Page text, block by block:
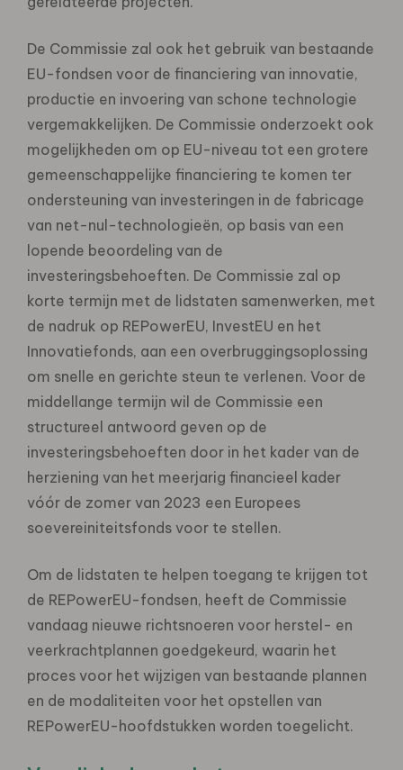
De Commissie zal ook het gebruik van bestaande
EU-fondsen voor de financiering van innovatie,
productie en invoering van schone technologie
vergemakkelijken. De Commissie onderzoekt ook
mogelijkheden om op EU-niveau tot een grotere
gemeenschappelijke financiering te komen ter
ondersteuning van investeringen in de fabricage
van net-nul-technologieën, op basis van een
lopende beoordeling van de
investeringsbehoeften. De Commissie zal op
korte termijn met de lidstaten samenwerken, met
de nadruk op REPowerEU, InvestEU en het
Innovatiefonds, aan een overbruggingsoplossing
om snelle en gerichte steun te verlenen. Voor de
middellange termijn wil de Commissie een
structureel antwoord geven op de
investeringsbehoeften door in het kader van de
herziening van het meerjarig financieel kader
vóór de zomer van 2023 een Europees
soevereiniteitsfonds voor te stellen.
Om de lidstaten te helpen toegang te krijgen tot
de REPowerEU-fondsen, heeft de Commissie
vandaag nieuwe richtsnoeren voor herstel- en
veerkrachtplannen goedgekeurd, waarin het
proces voor het wijzigen van bestaande plannen
en de modaliteiten voor het opstellen van
REPowerEU-hoofdstukken worden toegelicht.